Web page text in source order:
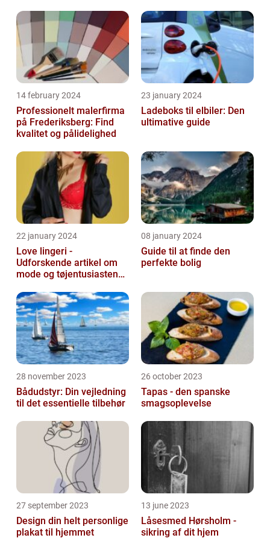
14 february 2024
Professionelt malerfirma
på Frederiksberg: Find
kvalitet og pålidelighed
23 january 2024
Ladeboks til elbiler: Den
ultimative guide
22 january 2024
Love lingeri -
Udforskende artikel om
mode og tøjentusiastens
08 january 2024
Guide til at finde den
perfekte bolig
28 november 2023
Bådudstyr: Din vejledning
til det essentielle tilbehør
26 october 2023
Tapas - den spanske
smagsoplevelse
27 september 2023
Design din helt personlige
plakat til hjemmet
13 june 2023
Låsesmed Hørsholm -
sikring af dit hjem